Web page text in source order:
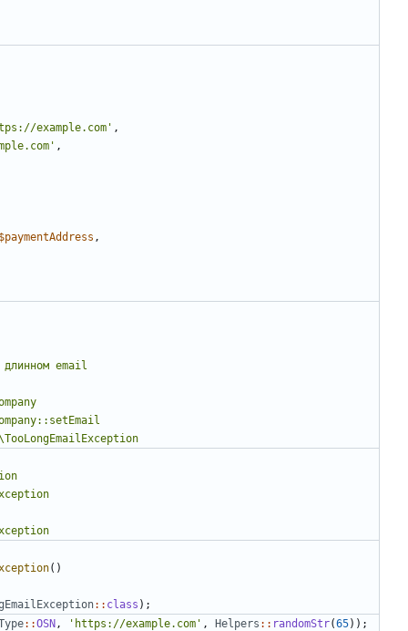
example.com' ,
,
,
()
:: class );
::OSN , 'https://example.com' , Helpers :: randomStr(65));